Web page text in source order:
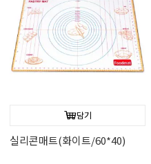
담기
실리콘매트(화이트/60*40)